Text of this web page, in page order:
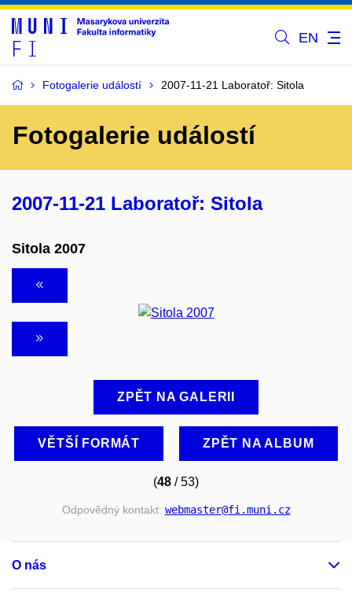
EN
Fotogalerie událostí 2007-11-21 Laboratoř: Sitola
Fotogalerie událostí
2007-11-21 Laboratoř: Sitola
Sitola 2007
ZPĚT NA GALERII
VĚTŠÍ FORMÁT ZPĚT NA ALBUM
(48 / 53)
Odpovědný kontakt: webmaster@fi.muni.cz
O nás